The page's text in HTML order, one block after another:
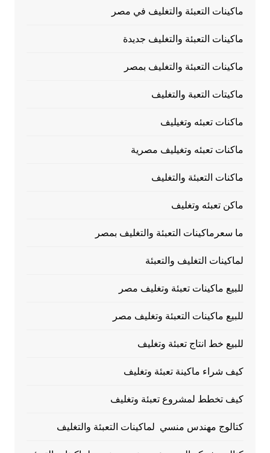
ماكينات التعبئة والتغليف في مصر
ماكينات التعبئة والتغليف جديدة
ماكينات التعبئة والتغليف بمصر
ماكيتات التعبة والتغليف
ماكنات تعبئه وتغيليف
ماكنات تعبئه وتغيليف مصرية
ماكنات التعبئة والتغليف
ماكن تعبئه وتغليف
ما سعرماكينات التعبئة والتغليف بمصر
لماكينات التغليف والتعبئة
للبيع ماكينات تعبئة وتغليف مصر
للبيع ماكينات التعبئة وتغليف مصر
للبيع خط انتاج تعبئة وتغليف
كيف شراء ماكينة تعبئة وتغليف
كيف تخطط لمشروع تعبئة وتغليف
كتالوج مهندس منسي لماكينات التعبئة والتغليف